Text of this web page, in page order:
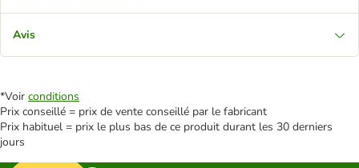
Avis
*Voir conditions
Prix conseillé = prix de vente conseillé par le fabricant
Prix habituel = prix le plus bas de ce produit durant les 30 derniers
jours